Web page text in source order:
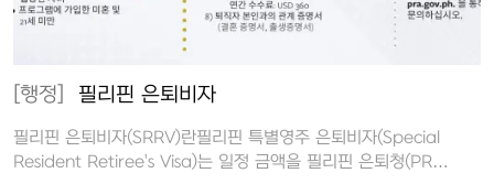
[행정] 필리핀 은퇴비자
필리핀 은퇴비자(SRRV)란필리핀 특별영주 은퇴비자(Special
Resident Retiree's Visa)는 일정 금액을 필리핀 은퇴청(PR…